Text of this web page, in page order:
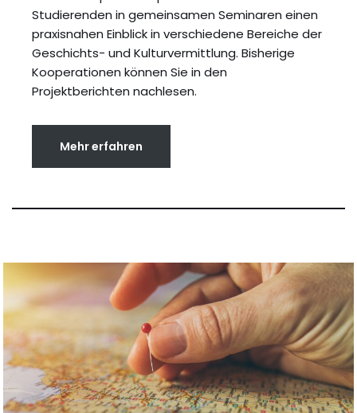
Studierenden in gemeinsamen Seminaren einen
praxisnahen Einblick in verschiedene Bereiche der
Geschichts- und Kulturvermittlung. Bisherige
Kooperationen können Sie in den
Projektberichten nachlesen.
Mehr erfahren